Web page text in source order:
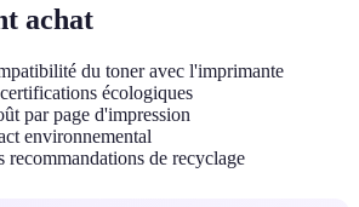
achat
du toner avec l'imprimante
écologiques
par page d'impression
environnemental
recommandations de recyclage